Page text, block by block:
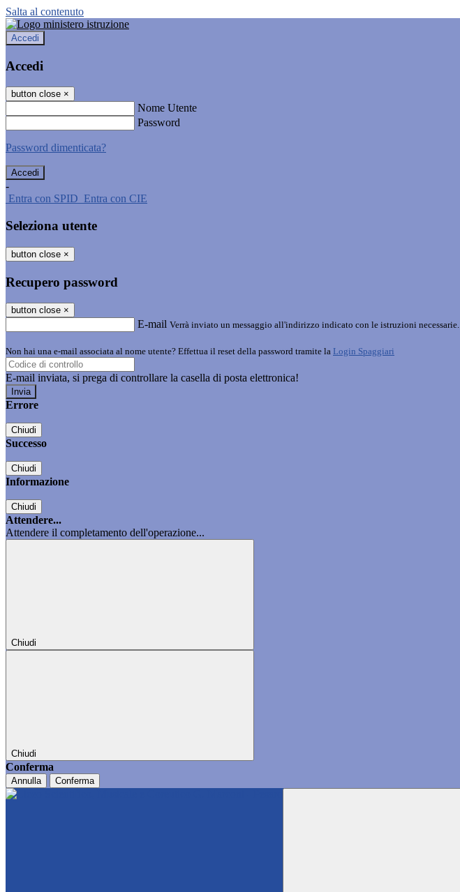
Salta al contenuto
Accedi
Accedi
button close ×
Nome Utente
Password
Password dimenticata?
-
Entra con SPID Entra con CIE
Seleziona utente
button close ×
Recupero password
button close ×
E-mail Verrà inviato un messaggio all'indirizzo indicato con le istruzioni necessarie.
Non hai una e-mail associata al nome utente? Effettua il reset della password tramite la Login Spaggiari
E-mail inviata, si prega di controllare la casella di posta elettronica!
Errore
Chiudi
Successo
Chiudi
Informazione
Chiudi
Attendere...
Attendere il completamento dell'operazione...
Chiudi
Chiudi
Conferma
Annulla Conferma